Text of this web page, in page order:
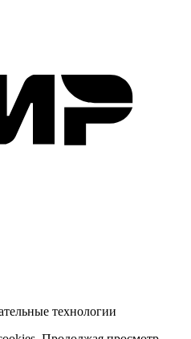
технологии